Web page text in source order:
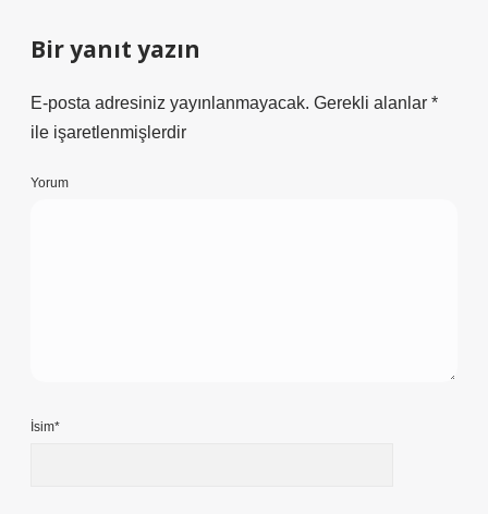
Bir yanıt yazın
E-posta adresiniz yayınlanmayacak. Gerekli alanlar *
ile işaretlenmişlerdir
Yorum
İsim*